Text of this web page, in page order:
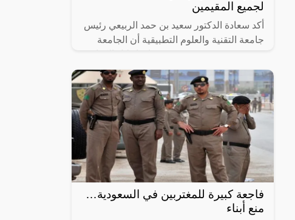
لجميع المقيمين
أكد سعادة الدكتور سعيد بن حمد الربيعي رئيس
جامعة التقنية والعلوم التطبيقية أن الجامعة
العمانية، الأول يعنى بإحلال
فاجعة كبيرة للمغتربين في السعودية…
منع أبناء